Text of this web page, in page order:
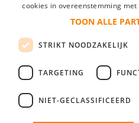
login gegevens onthouden
login
Bedrijf aanmelden
cookies in overeenstemming met
TOON ALLE
STRIKT NOODZAKELIJK
TARGETING
NIET-GECLASSIFICEERD